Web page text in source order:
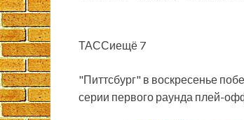
ТАССиещё 7
"Питтсбург" в воскресенье
серии первого раунда плей-